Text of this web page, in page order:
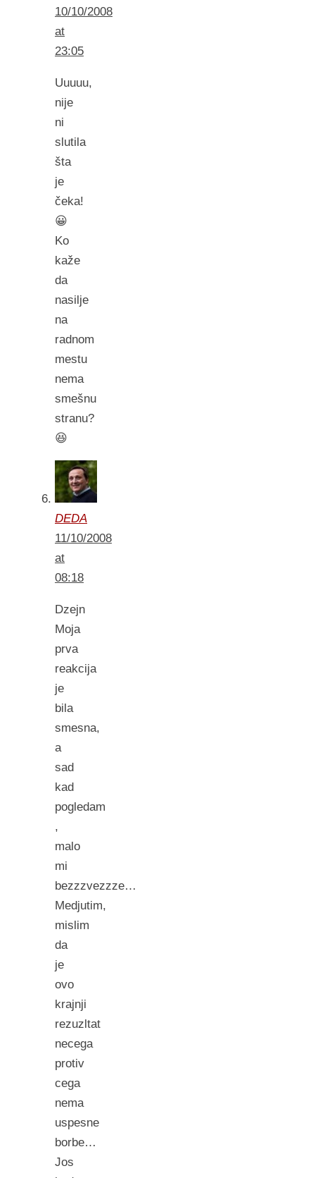
10/10/2008
at
23:05
Uuuuu,
nije
ni
slutila
šta
je
čeka!
😀
Ko
kaže
da
nasilje
na
radnom
mestu
nema
smešnu
stranu?
😆
DEDA
11/10/2008
at
08:18
Dzejn
Moja
prva
reakcija
je
bila
smesna,
a
sad
kad
pogledam
,
malo
mi
bezzzvezzze…
Medjutim,
mislim
da
je
ovo
krajnji
rezuzltat
necega
protiv
cega
nema
uspesne
borbe…
Jos